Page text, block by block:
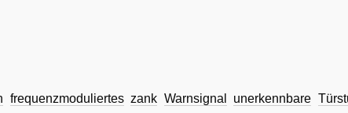
frequenzmoduliertes zank Warnsignal unerkennbare